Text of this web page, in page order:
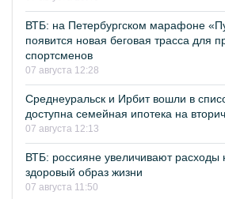
ВТБ: на Петербургском марафоне
появится новая беговая трасса для
спортсменов
07 августа 12:28
Среднеуральск и Ирбит вошли в
доступна семейная ипотека на
07 августа 12:13
ВТБ: россияне увеличивают расходы
здоровый образ жизни
07 августа 11:50